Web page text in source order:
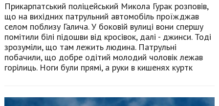
Прикарпатський поліцейський Микола Гурак розповів,
що на вихідних патрульний автомобіль проїжджав
селом поблизу Галича. У боковій вулиці вони спершу
помітили білі підошви від кросівок, далі - джинси. Тоді
зрозуміли, що там лежить людина. Патрульні
побачили, що добре одітий молодий чоловік лежав
горілиць. Ноги були прямі, а руки в кишенях куртк